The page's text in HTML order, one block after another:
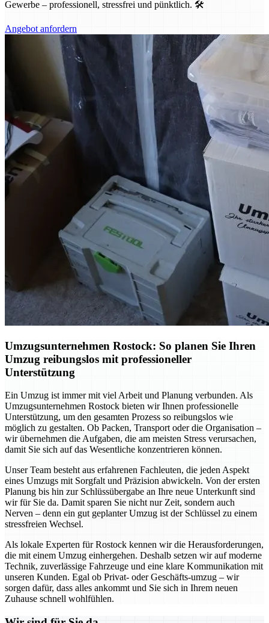
Gewerbe – professionell, stressfrei und pünktlich. 🛠️
Angebot anfordern
Umzugsunternehmen Rostock: So planen Sie Ihren
Umzug reibungslos mit professioneller
Unterstützung
Ein Umzug ist immer mit viel Arbeit und Planung verbunden. Als
Umzugsunternehmen Rostock bieten wir Ihnen professionelle
Unterstützung, um den gesamten Prozess so reibungslos wie
möglich zu gestalten. Ob Packen, Transport oder die Organisation –
wir übernehmen die Aufgaben, die am meisten Stress verursachen,
damit Sie sich auf das Wesentliche konzentrieren können.
Unser Team besteht aus erfahrenen Fachleuten, die jeden Aspekt
eines Umzugs mit Sorgfalt und Präzision abwickeln. Von der ersten
Planung bis hin zur Schlüssübergabe an Ihre neue Unterkunft sind
wir für Sie da. Damit sparen Sie nicht nur Zeit, sondern auch
Nerven – denn ein gut geplanter Umzug ist der Schlüssel zu einem
stressfreien Wechsel.
Als lokale Experten für Rostock kennen wir die Herausforderungen,
die mit einem Umzug einhergehen. Deshalb setzen wir auf moderne
Technik, zuverlässige Fahrzeuge und eine klare Kommunikation mit
unseren Kunden. Egal ob Privat- oder Geschäfts-umzug – wir
sorgen dafür, dass alles ankommt und Sie sich in Ihrem neuen
Zuhause schnell wohlfühlen.